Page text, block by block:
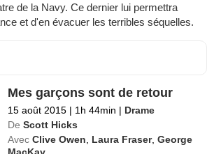
de la Navy. Ce dernier lui permettra
et d'en évacuer les terribles séquelles.
Mes garçons sont de retour
15 août 2015 | 1h 44min | Drame
De Scott Hicks
Avec Clive Owen Laura Fraser,George